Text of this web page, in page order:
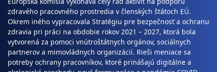
zdravého pracovného prostredia v členských štátoch EÚ.
Okrem iného vypracovala Stratégiu pre bezpečnosť a ochranu
zdravia pri práci na obdobie rokov 2021 – 2027, ktorá bola
vytvorená za pomoci vnútroštátnych orgánov, sociálnych
partnerov a mimovládnych organizácií. Rieši meniace sa
potreby ochrany pracovníkov, ktoré prinášajú digitálne a